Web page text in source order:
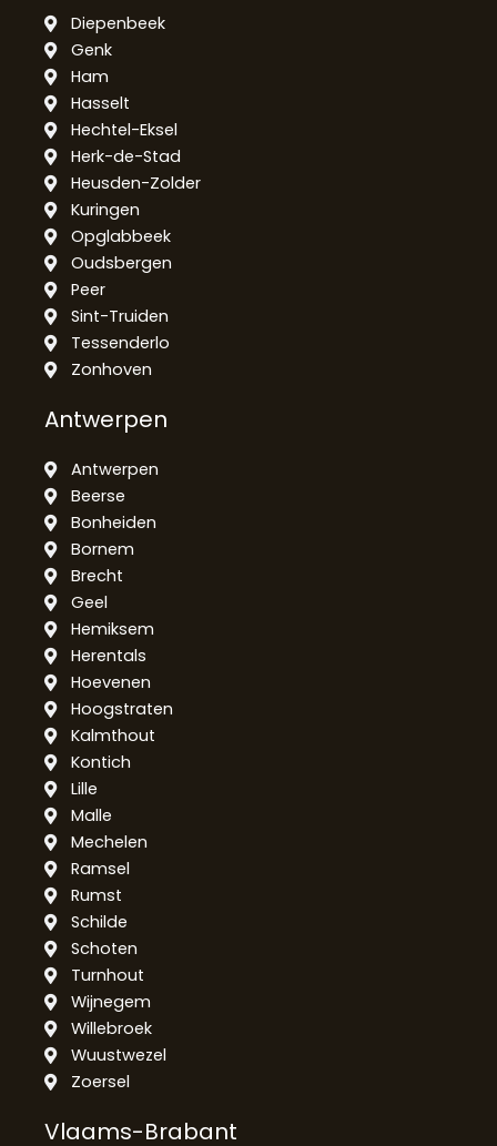
Diepenbeek
Genk
Ham
Hasselt
Hechtel-Eksel
Herk-de-Stad
Heusden-Zolder
Kuringen
Opglabbeek
Oudsbergen
Peer
Sint-Truiden
Tessenderlo
Zonhoven
Antwerpen
Antwerpen
Beerse
Bonheiden
Bornem
Brecht
Geel
Hemiksem
Herentals
Hoevenen
Hoogstraten
Kalmthout
Kontich
Lille
Malle
Mechelen
Ramsel
Rumst
Schilde
Schoten
Turnhout
Wijnegem
Willebroek
Wuustwezel
Zoersel
Vlaams-Brabant